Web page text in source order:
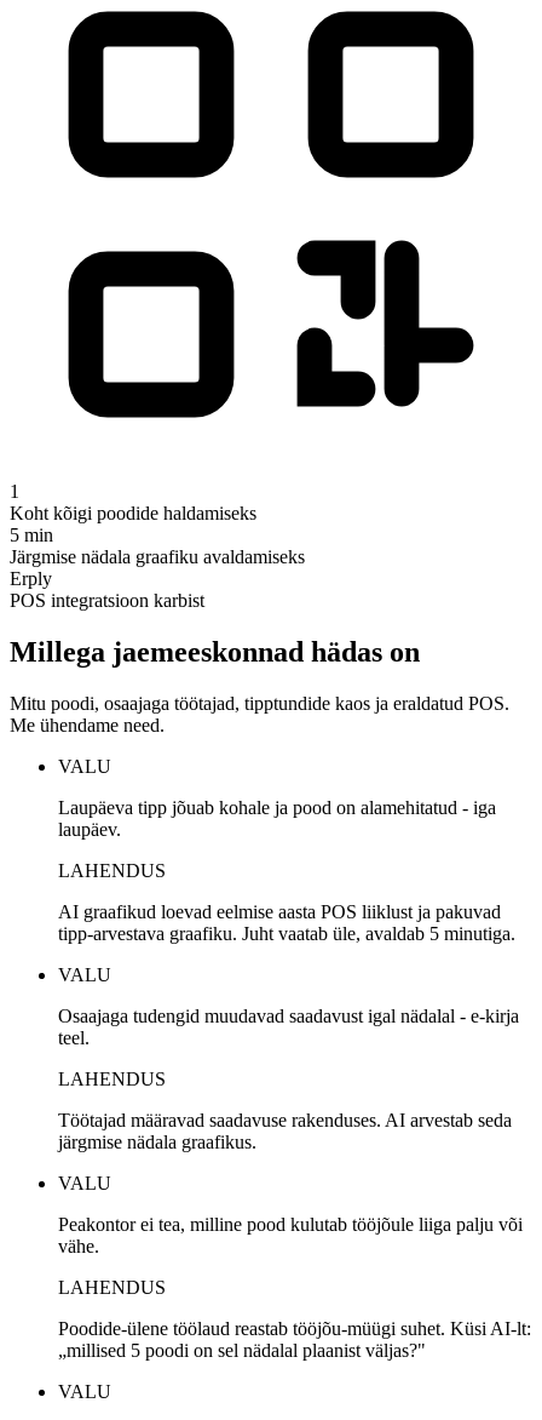
1
Koht kõigi poodide haldamiseks
5 min
Järgmise nädala graafiku avaldamiseks
Erply
POS integratsioon karbist
Millega jaemeeskonnad hädas on
Mitu poodi, osaajaga töötajad, tipptundide kaos ja eraldatud POS.
Me ühendame need.
VALU
Laupäeva tipp jõuab kohale ja pood on alamehitatud - iga
laupäev.
LAHENDUS
AI graafikud loevad eelmise aasta POS liiklust ja pakuvad
tipp-arvestava graafiku. Juht vaatab üle, avaldab 5 minutiga.
VALU
Osaajaga tudengid muudavad saadavust igal nädalal - e-kirja
teel.
LAHENDUS
Töötajad määravad saadavuse rakenduses. AI arvestab seda
järgmise nädala graafikus.
VALU
Peakontor ei tea, milline pood kulutab tööjõule liiga palju või
vähe.
LAHENDUS
Poodide-ülene töölaud reastab tööjõu-müügi suhet. Küsi AI-lt:
„millised 5 poodi on sel nädalal plaanist väljas?"
VALU